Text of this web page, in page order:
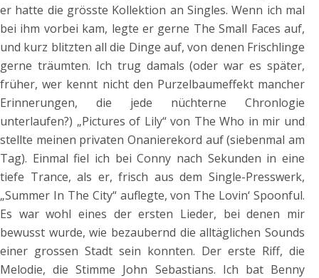
er hatte die grösste Kollektion an Singles. Wenn ich mal
bei ihm vorbei kam, legte er gerne The Small Faces auf,
und kurz blitzten all die Dinge auf, von denen Frischlinge
gerne träumten. Ich trug damals (oder war es später,
früher, wer kennt nicht den Purzelbaumeffekt mancher
Erinnerungen, die jede nüchterne Chronlogie
unterlaufen?) „Pictures of Lily“ von The Who in mir und
stellte meinen privaten Onanierekord auf (siebenmal am
Tag). Einmal fiel ich bei Conny nach Sekunden in eine
tiefe Trance, als er, frisch aus dem Single-Presswerk,
„Summer In The City“ auflegte, von The Lovin‘ Spoonful.
Es war wohl eines der ersten Lieder, bei denen mir
bewusst wurde, wie bezaubernd die alltäglichen Sounds
einer grossen Stadt sein konnten. Der erste Riff, die
Melodie, die Stimme John Sebastians. Ich bat Benny